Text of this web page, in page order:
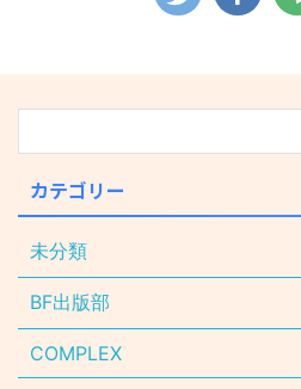
カテゴリー
未分類
BF出版部
COMPLEX